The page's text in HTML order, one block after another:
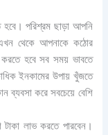
পরিশ্রম ছাড়া আপনি
থেকে আপনাকে কঠোর
হবে সব সময় ভাবতে
ইনকামের উপায় খুঁজতে
করে সবচেয়ে বেশি
লাভ করতে পারবেন।